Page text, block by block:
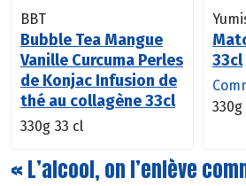
BBT
Bubble Tea Mangue
Vanille Curcuma Perles
de Konjac Infusion de
thé au collagène 33cl
330g 33 cl
33cl
330g
« L’alcool, on l’enlève